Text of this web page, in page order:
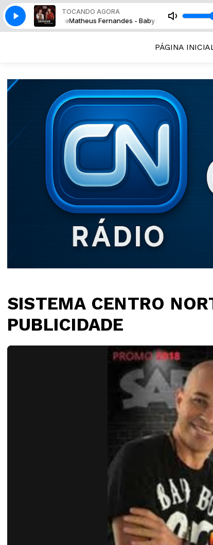
TOCANDO AGORA
Me AtendeMatheus Fernandes - Baby Me Atende
PÁGINA
SISTEMA CENTRO
PUBLICIDADE